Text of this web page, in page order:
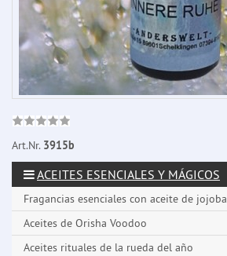
Art.Nr. 3915b
ACEITES ESENCIALES Y MÁGICOS
Fragancias esenciales con aceite de jojoba
Aceites de Orisha Voodoo
Aceites rituales de la rueda del año